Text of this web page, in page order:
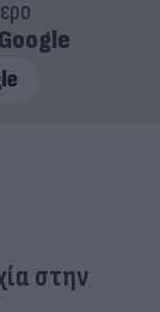
Google
στην